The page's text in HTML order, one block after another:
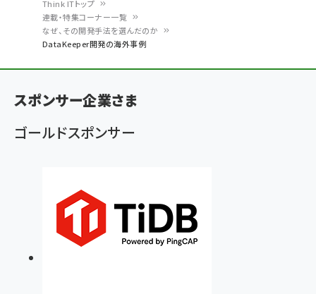
く
ず
Think ITトップ
連載・特集コーナー一覧
なぜ、その開発手法を選んだのか
DataKeeper開発の海外事例
スポンサー企業さま
ゴールドスポンサー